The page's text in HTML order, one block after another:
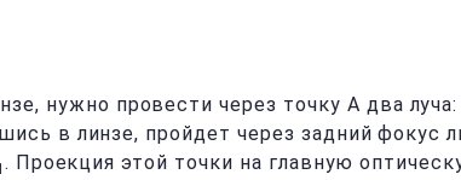
нужно провести через точку A два луча:
в линзе, пройдет через задний фокус
. Проекция этой точки на главную